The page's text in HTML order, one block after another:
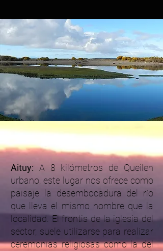
Aituy: A 8 kilómetros de Queilen
urbano, este lugar nos ofrece como
paisaje la desembocadura del río
que lleva el mismo nombre que la
localidad. El frontis de la iglesia del
sector, suele utilizarse para realizar
ceremonias religiosas como la del